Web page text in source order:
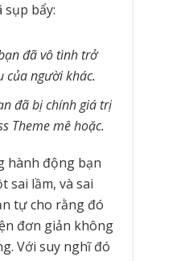
sụp bẩy:
đã vô tình trở
của người khác.
đã bị chính giá trị
Theme mê hoặc.
hành động bạn
sai lầm, và sai
tự cho rằng đó
đơn giản không
Với suy nghĩ đó